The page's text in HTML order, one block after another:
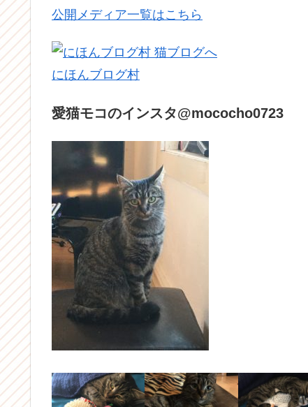
公開メディア一覧はこちら
にほんブログ村
愛猫モコのインスタ@mococho0723